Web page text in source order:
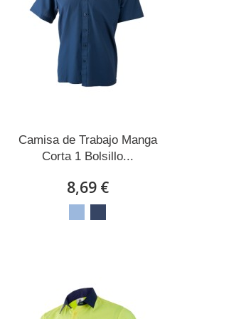
Camisa de Trabajo Manga
Corta 1 Bolsillo...
8,69 €